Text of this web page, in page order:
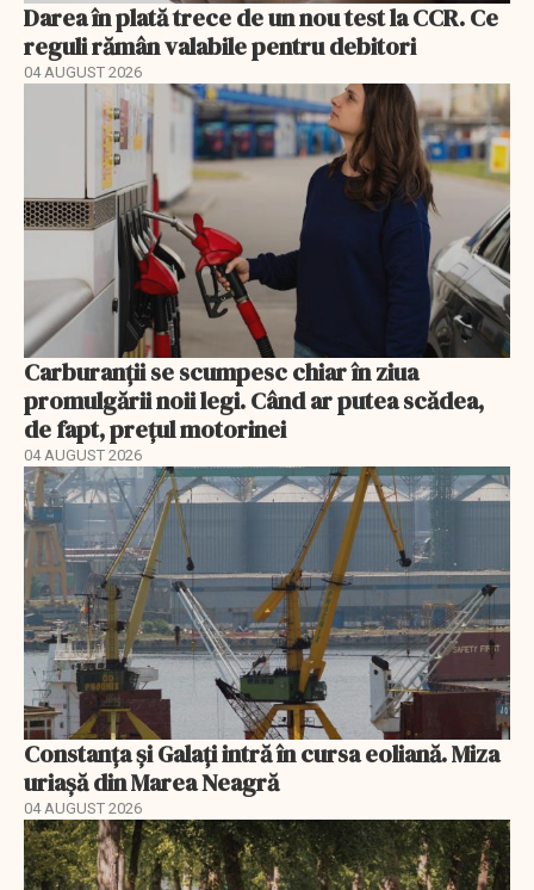
Darea în plată trece de un nou test la CCR. Ce
reguli rămân valabile pentru debitori
04 AUGUST 2026
Carburanții se scumpesc chiar în ziua
promulgării noii legi. Când ar putea scădea,
de fapt, prețul motorinei
04 AUGUST 2026
Constanța și Galați intră în cursa eoliană. Miza
uriașă din Marea Neagră
04 AUGUST 2026